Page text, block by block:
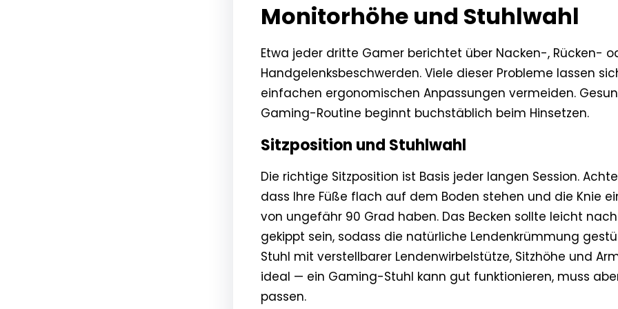
Monitorhöhe und Stuhlwahl
Etwa jeder dritte Gamer berichtet über Nacken-, Rücken-
Handgelenksbeschwerden. Viele dieser Probleme lassen
einfachen ergonomischen Anpassungen vermeiden.
Gaming-Routine beginnt buchstäblich beim Hinsetzen.
Sitzposition und Stuhlwahl
Die richtige Sitzposition ist Basis jeder langen Session.
dass Ihre Füße flach auf dem Boden stehen und die Knie
von ungefähr 90 Grad haben. Das Becken sollte leicht
gekippt sein, sodass die natürliche Lendenkrümmung
Stuhl mit verstellbarer Lendenwirbelstütze, Sitzhöhe und
ideal — ein Gaming-Stuhl kann gut funktionieren, muss
passen.